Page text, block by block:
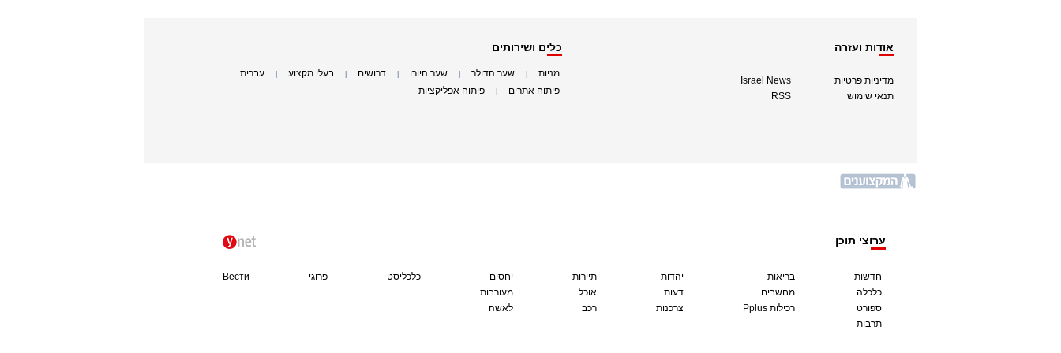
אודות ועזרה
מדיניות פרטיות
תנאי שימוש
Israel News
RSS
כלים ושירותים
מניות שער הדולר שער היורו דרושים בעלי מקצוע עברית
פיתוח אתרים פיתוח אפליקציות
ערוצי תוכן
חדשות
כלכלה
ספורט
תרבות
בריאות
מחשבים
Pplus רכילות
יהדות
דעות
צרכנות
תיירות
אוכל
רכב
יחסים
מעורבות
לאשה
כלכליסט פרוגי Вести